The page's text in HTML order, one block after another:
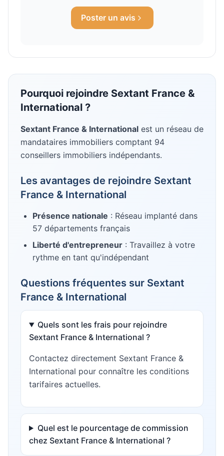
Poster un avis
Pourquoi rejoindre Sextant France &
International ?
Sextant France & International est un réseau de
mandataires immobiliers comptant 94
conseillers immobiliers indépendants.
Les avantages de rejoindre Sextant
France & International
Présence nationale : Réseau implanté dans
57 départements français
Liberté d'entrepreneur : Travaillez à votre
rythme en tant qu'indépendant
Questions fréquentes sur Sextant
France & International
Quels sont les frais pour rejoindre
Sextant France & International ?
Contactez directement Sextant France &
International pour connaître les conditions
tarifaires actuelles.
Quel est le pourcentage de commission
chez Sextant France & International ?